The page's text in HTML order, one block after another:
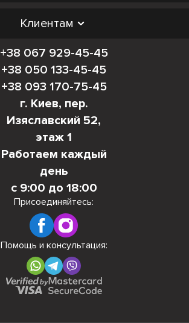
Клиентам
+38 067 929-45-45
+38 050 133-45-45
+38 093 170-75-45
г. Киев, пер.
Изяславский 52,
этаж 1
Работаем каждый
день
с 9:00 до 18:00
Присоединяйтесь:
Помощь и консультация: